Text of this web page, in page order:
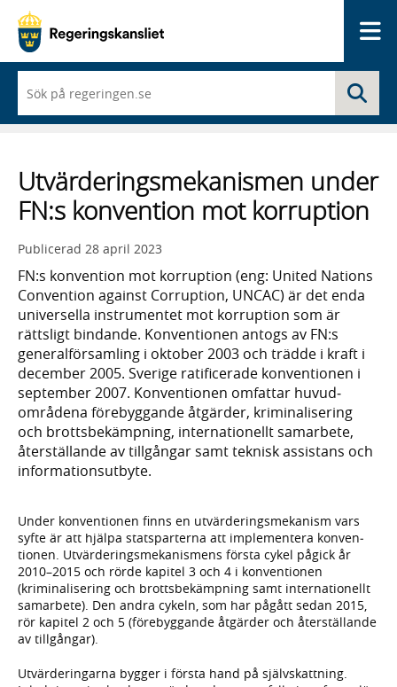
du
börjar
skriva
lista
med
Utvärderingsmekanismen under
FN:s konvention mot korruption
Publicerad 28 april 2023
FN:s konvention mot korruption (eng: United Nations
Conven­tion against Corruption, UNCAC) är det enda
universella instru­mentet mot korrup­tion som är
rätts­ligt bindande. Konven­tionen antogs av FN:s
general­församling i oktober 2003 och trädde i kraft i
december 2005. Sverige ratifi­cerade konven­tionen i
september 2007. Konven­tionen omfattar huvud­
områdena före­byggande åtgärder, krimi­nali­sering
och brotts­bekämp­ning, inter­nationellt samarbete,
åter­ställande av till­gångar samt teknisk assistans och
informa­tions­utbyte.
Under konventionen finns en utvärderings­mekanism vars
syfte är att hjälpa stats­parterna att imple­men­tera konven­
tionen. Utvärderings­mekanismens första cykel pågick år
2010–2015 och rörde kapitel 3 och 4 i konven­tionen
(kriminali­sering och brotts­bekämp­ning samt inter­nationellt
samarbete). Den andra cykeln, som har pågått sedan 2015,
rör kapitel 2 och 5 (före­byggande åtgärder och åter­ställande
av tillgångar).
Utvärderingarna bygger i första hand på själv­skattning.